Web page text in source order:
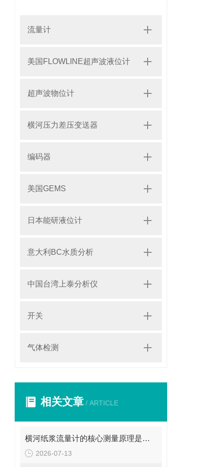
流量计
美国FLOWLINE超声波液位计
超声波物位计
横河压力差压变送器
编码器
美国GEMS
日本能研液位计
意大利BC水质分析
中国台湾上泰分析仪
开关
气体检测
相关文章 / ARTICLE
横河纸浆流量计的核心测量原理是什么？
2026-07-13